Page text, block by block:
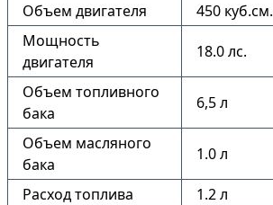
Объем двигателя
450 куб.см.
Мощность
двигателя
18.0 лс.
Объем топливного
бака
6,5 л
Объем масляного
бака
1.0 л
Расход топлива
1.2 л